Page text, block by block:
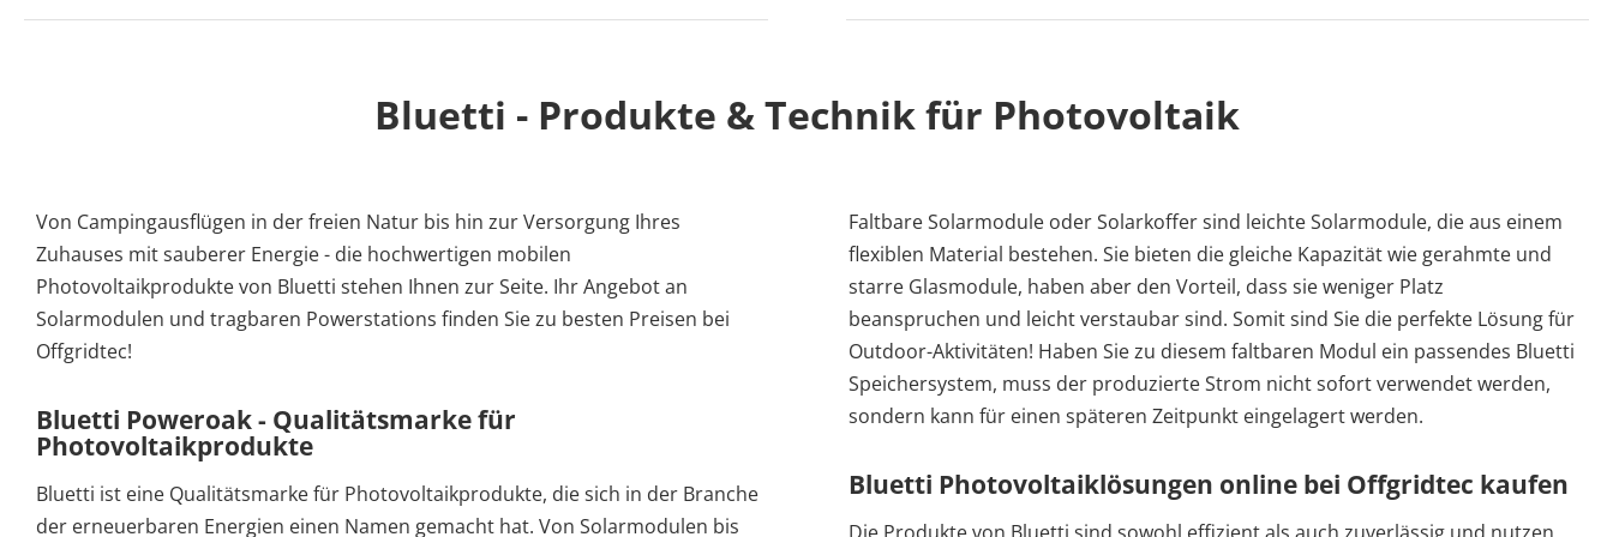
Bluetti - Produkte & Technik für Photovoltaik
Von Campingausflügen in der freien Natur bis hin zur Versorgung Ihres
Zuhauses mit sauberer Energie - die hochwertigen mobilen
Photovoltaikprodukte von Bluetti stehen Ihnen zur Seite. Ihr Angebot an
Solarmodulen und tragbaren Powerstations finden Sie zu besten Preisen bei
Offgridtec!
Bluetti Poweroak - Qualitätsmarke für
Photovoltaikprodukte
Bluetti ist eine Qualitätsmarke für Photovoltaikprodukte, die sich in der Branche
der erneuerbaren Energien einen Namen gemacht hat. Von Solarmodulen bis
Faltbare Solarmodule oder Solarkoffer sind leichte Solarmodule, die aus einem
flexiblen Material bestehen. Sie bieten die gleiche Kapazität wie gerahmte und
starre Glasmodule, haben aber den Vorteil, dass sie weniger Platz
beanspruchen und leicht verstaubar sind. Somit sind Sie die perfekte Lösung für
Outdoor-Aktivitäten! Haben Sie zu diesem faltbaren Modul ein passendes Bluetti
Speichersystem, muss der produzierte Strom nicht sofort verwendet werden,
sondern kann für einen späteren Zeitpunkt eingelagert werden.
Bluetti Photovoltaiklösungen online bei Offgridtec kaufen